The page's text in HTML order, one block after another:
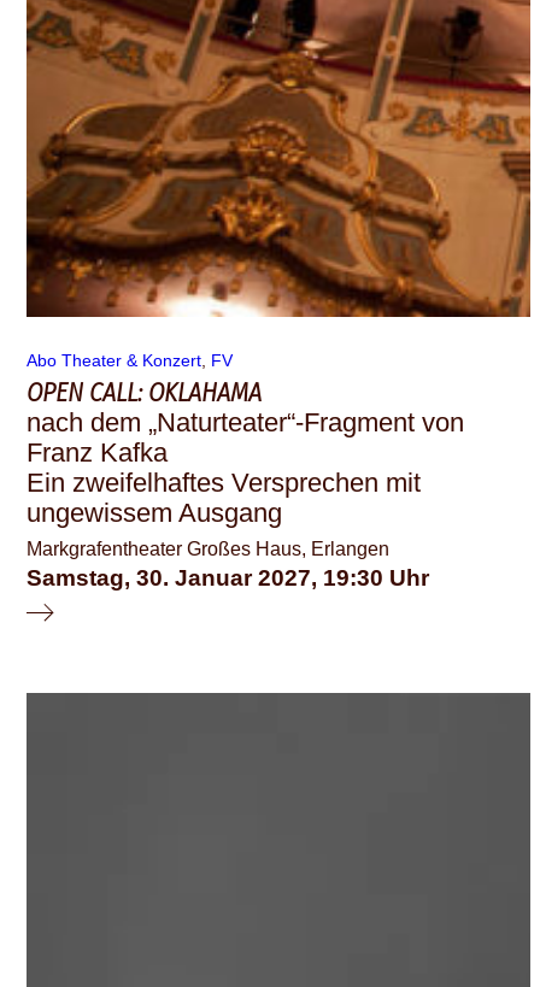
Abo Theater & Konzert FV
OPEN CALL: OKLAHAMA
nach dem „Naturteater“-Fragment von
Franz Kafka
Ein zweifelhaftes Versprechen mit
ungewissem Ausgang
Markgrafentheater Großes Haus, Erlangen
Samstag, 30. Januar 2027 19:30